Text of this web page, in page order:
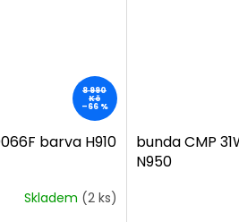
8 990
Kč
–66 %
barva H910
Skladem (2 ks)
bunda CMP
N950